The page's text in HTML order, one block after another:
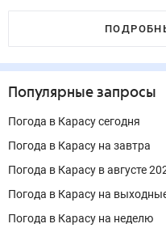
Популярные запросы
Погода в Карасу сегодня
Погода в Карасу на завтра
Погода в Карасу в августе
Погода в Карасу на
Погода в Карасу на неделю